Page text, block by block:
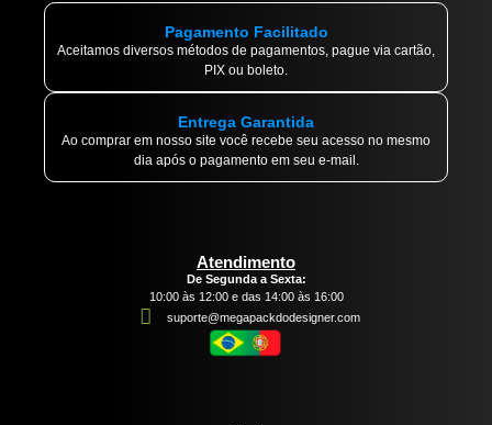
Pagamento Facilitado
Aceitamos diversos métodos de pagamentos, pague via cartão,
PIX ou boleto.
Entrega Garantida
Ao comprar em nosso site você recebe seu acesso no mesmo
dia após o pagamento em seu e-mail.
Atendimento
De Segunda a Sexta:
10:00 às 12:00 e das 14:00 às 16:00
suporte@megapackdodesigner.com